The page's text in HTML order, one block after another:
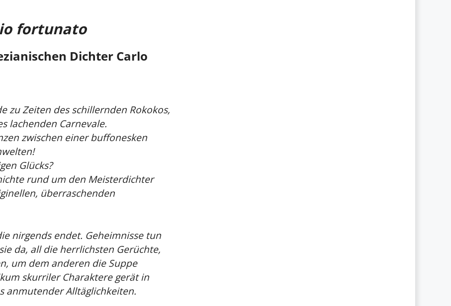
fortunato
Dichter Carlo
zu Zeiten des schillernden Rokokos,
lachenden Carnevale.
zwischen einer buffonesken
Glücks?
rund um den Meisterdichter
überraschenden
nirgends endet. Geheimnisse tun
da, all die herrlichsten Gerüchte,
um dem anderen die Suppe
skurriler Charaktere gerät in
anmutender Alltäglichkeiten.